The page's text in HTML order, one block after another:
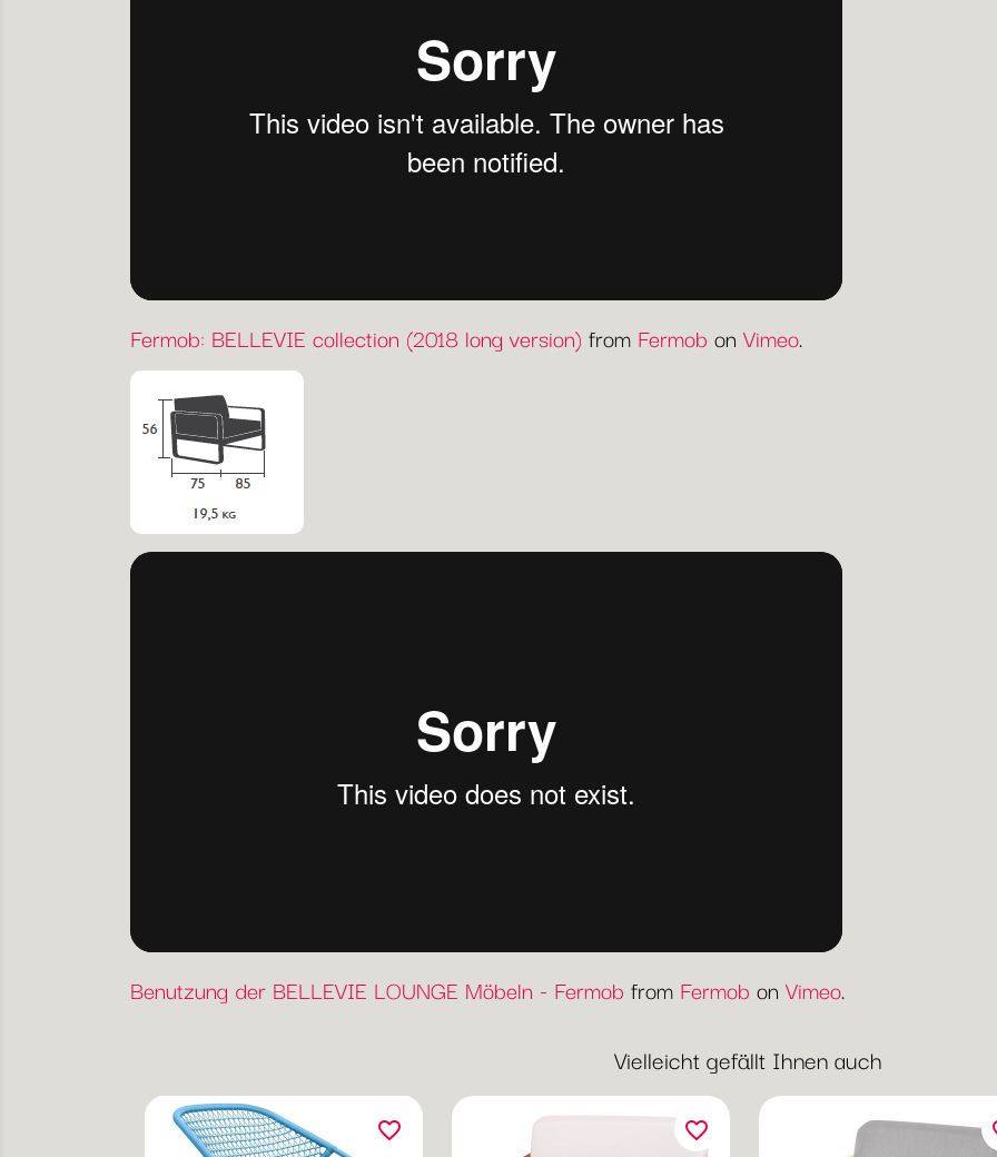
Fermob: BELLEVIE collection (2018 long version) from Fermob on Vimeo.
Benutzung der BELLEVIE LOUNGE Möbeln - Fermob from Fermob on Vimeo.
Vielleicht gefällt Ihnen auch
favorite_border favorite_border